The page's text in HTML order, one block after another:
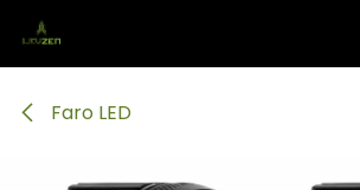
Faro LED